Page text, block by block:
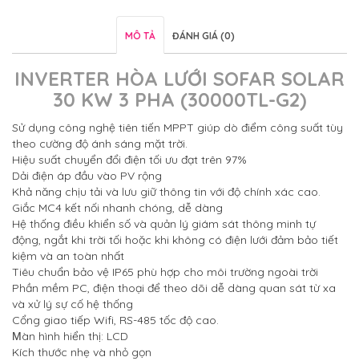
MÔ TẢ ĐÁNH GIÁ (0)
INVERTER HÒA LƯỚI SOFAR SOLAR
30 KW 3 PHA (30000TL-G2)
Sử dụng công nghệ tiên tiến MPPT giúp dò điểm công suất tùy
theo cường độ ánh sáng mặt trời.
Hiệu suất chuyển đổi điện tối ưu đạt trên 97%
Dải điện áp đầu vào PV rộng
Khả năng chịu tải và lưu giữ thông tin với độ chính xác cao.
Giắc MC4 kết nối nhanh chóng, dễ dàng
Hệ thống điều khiển số và quản lý giám sát thông minh tự
động, ngắt khi trời tối hoặc khi không có điện lưới đảm bảo tiết
kiệm và an toàn nhất
Tiêu chuẩn bảo vệ IP65 phù hợp cho môi trường ngoài trời
Phần mềm PC, điện thoại để theo dõi dễ dàng quan sát từ xa
và xử lý sự cố hệ thống
Cổng giao tiếp Wifi, RS-485 tốc độ cao.
Màn hình hiển thị: LCD
Kích thước nhẹ và nhỏ gọn